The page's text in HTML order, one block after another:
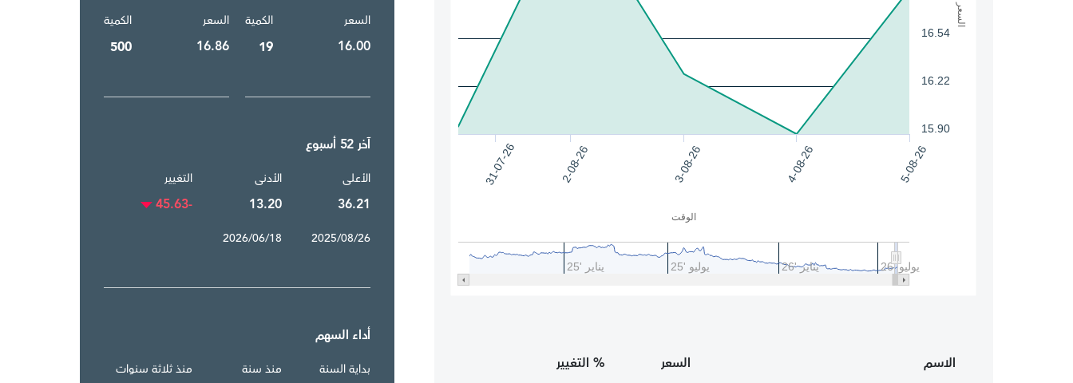
الوقت
السعر
31-07-26 2-08-26 3-08-26 4-08-26 5-08-26
يناير '25 يوليو '25 يناير '26 يوليو '26
15.90
16.22
16.54
الاسم السعر % التغيير
السعر
16.00
الكمية
19
السعر
16.86
الكمية
500
آخر 52 أسبوع
الأعلى
36.21
2025/08/26
الأدنى
13.20
2026/06/18
التغيير
-45.63
أداء السهم
بداية السنة منذ سنة منذ ثلاثة سنوات